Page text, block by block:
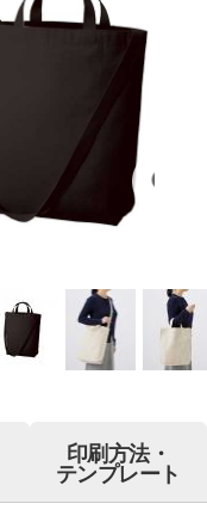
印刷方法・
テンプレート